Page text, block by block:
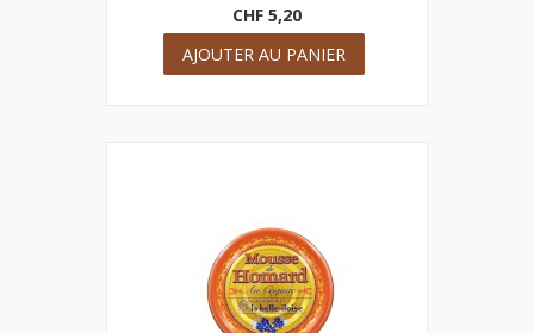
CHF 5,20
AJOUTER AU PANIER